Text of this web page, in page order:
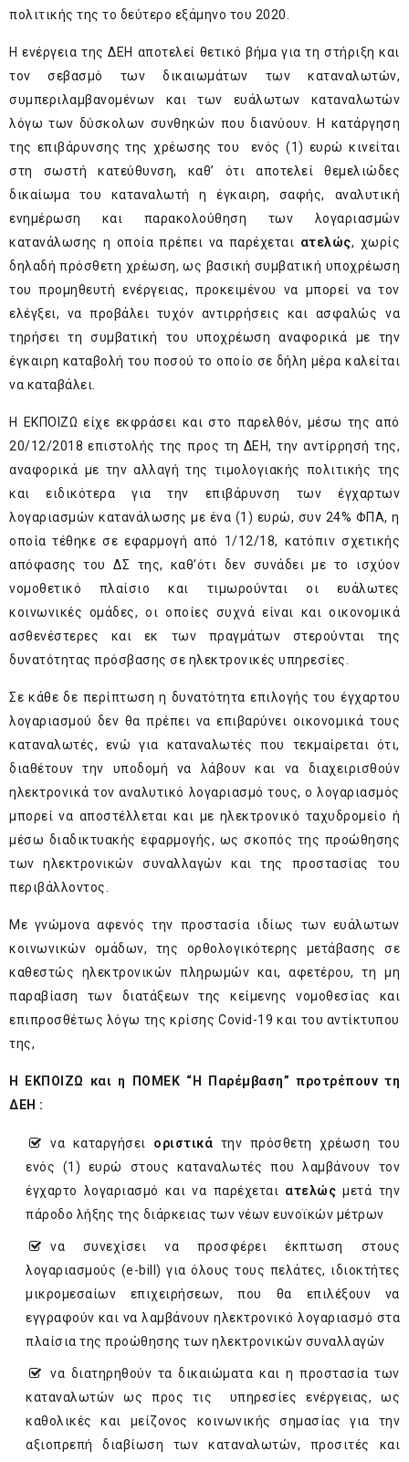
πολιτικής της το δεύτερο εξάμηνο του 2020.
Η ενέργεια της ΔΕΗ αποτελεί θετικό βήμα για τη στήριξη και
τον σεβασμό των δικαιωμάτων των καταναλωτών,
συμπεριλαμβανομένων και των ευάλωτων καταναλωτών
λόγω των δύσκολων συνθηκών που διανύουν. Η κατάργηση
της επιβάρυνσης της χρέωσης του ενός (1) ευρώ κινείται
στη σωστή κατεύθυνση, καθ’ ότι αποτελεί θεμελιώδες
δικαίωμα του καταναλωτή η έγκαιρη, σαφής, αναλυτική
ενημέρωση και παρακολούθηση των λογαριασμών
κατανάλωσης η οποία πρέπει να παρέχεται ατελώς, χωρίς
δηλαδή πρόσθετη χρέωση, ως βασική συμβατική υποχρέωση
του προμηθευτή ενέργειας, προκειμένου να μπορεί να τον
ελέγξει, να προβάλει τυχόν αντιρρήσεις και ασφαλώς να
τηρήσει τη συμβατική του υποχρέωση αναφορικά με την
έγκαιρη καταβολή του ποσού το οποίο σε δήλη μέρα καλείται
να καταβάλει.
Η ΕΚΠΟΙΖΩ είχε εκφράσει και στο παρελθόν, μέσω της από
20/12/2018 επιστολής της προς τη ΔΕΗ, την αντίρρησή της,
αναφορικά με την αλλαγή της τιμολογιακής πολιτικής της
και ειδικότερα για την επιβάρυνση των έγχαρτων
λογαριασμών κατανάλωσης με ένα (1) ευρώ, συν 24% ΦΠΑ, η
οποία τέθηκε σε εφαρμογή από 1/12/18, κατόπιν σχετικής
απόφασης του ΔΣ της, καθ’ότι δεν συνάδει με το ισχύον
νομοθετικό πλαίσιο και τιμωρούνται οι ευάλωτες
κοινωνικές ομάδες, οι οποίες συχνά είναι και οικονομικά
ασθενέστερες και εκ των πραγμάτων στερούνται της
δυνατότητας πρόσβασης σε ηλεκτρονικές υπηρεσίες.
Σε κάθε δε περίπτωση η δυνατότητα επιλογής του έγχαρτου
λογαριασμού δεν θα πρέπει να επιβαρύνει οικονομικά τους
καταναλωτές, ενώ για καταναλωτές που τεκμαίρεται ότι,
διαθέτουν την υποδομή να λάβουν και να διαχειρισθούν
ηλεκτρονικά τον αναλυτικό λογαριασμό τους, ο λογαριασμός
μπορεί να αποστέλλεται και με ηλεκτρονικό ταχυδρομείο ή
μέσω διαδικτυακής εφαρμογής, ως σκοπός της προώθησης
των ηλεκτρονικών συναλλαγών και της προστασίας του
περιβάλλοντος.
Με γνώμονα αφενός την προστασία ιδίως των ευάλωτων
κοινωνικών ομάδων, της ορθολογικότερης μετάβασης σε
καθεστώς ηλεκτρονικών πληρωμών και, αφετέρου, τη μη
παραβίαση των διατάξεων της κείμενης νομοθεσίας και
επιπροσθέτως λόγω της κρίσης Covid-19 και του αντίκτυπου
της,
Η ΕΚΠΟΙΖΩ και η ΠΟΜΕΚ “Η Παρέμβαση”προτρέπουν τη
ΔΕΗ :
να καταργήσει οριστικά την πρόσθετη χρέωση του
ενός (1) ευρώ στους καταναλωτές που λαμβάνουν τον
έγχαρτο λογαριασμό και να παρέχεται ατελώς μετά την
πάροδο λήξης της διάρκειας των νέων ευνοϊκών μέτρων
να συνεχίσει να προσφέρει έκπτωση στους
λογαριασμούς (e-bill) για όλους τους πελάτες, ιδιοκτήτες
μικρομεσαίων επιχειρήσεων, που θα επιλέξουν να
εγγραφούν και να λαμβάνουν ηλεκτρονικό λογαριασμό στα
πλαίσια της προώθησης των ηλεκτρονικών συναλλαγών
να διατηρηθούν τα δικαιώματα και η προστασία των
καταναλωτών ως προς τις υπηρεσίες ενέργειας, ως
καθολικές και μείζονος κοινωνικής σημασίας για την
αξιοπρεπή διαβίωση των καταναλωτών, προσιτές και